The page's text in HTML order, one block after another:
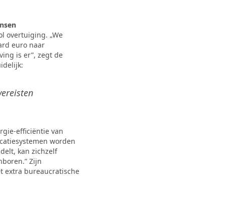
overtuiging. „We
euro naar
is er”, zegt de
efficiëntie van
worden
kan zichzelf
Zijn
extra bureaucratische